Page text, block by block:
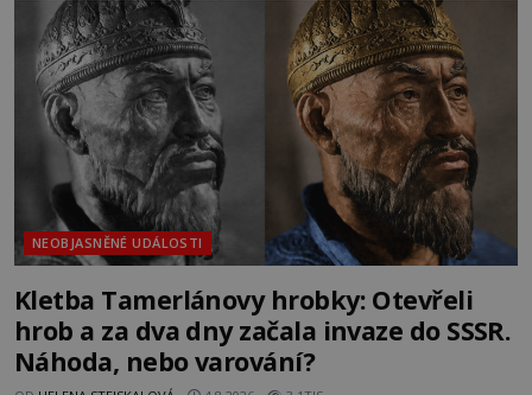
mezi vůdce protihusitského boje. Za manželku má
skutečně jistou
NEOBJASNĚNÉ UDÁLOSTI
Kletba Tamerlánovy hrobky: Otevřeli
hrob a za dva dny začala invaze do SSSR.
Náhoda, nebo varování?